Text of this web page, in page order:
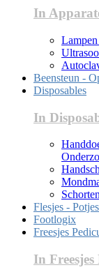
In
Lampen
Beensteun -
Disposables
In
Flesjes -
Footlogix
Freesjes
In